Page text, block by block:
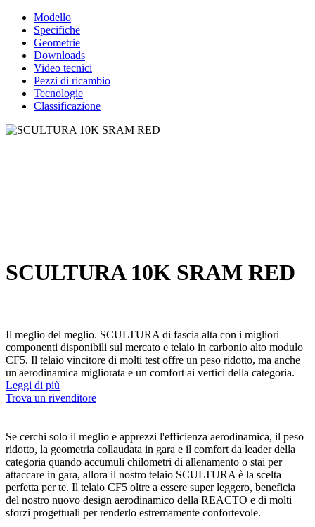
Modello
Specifiche
Geometrie
Downloads
Video tecnici
Pezzi di ricambio
Tecnologie
Classificazione
SCULTURA 10K SRAM RED
Il meglio del meglio. SCULTURA di fascia alta con i migliori
componenti disponibili sul mercato e telaio in carbonio alto modulo
CF5. Il telaio vincitore di molti test offre un peso ridotto, ma anche
un'aerodinamica migliorata e un comfort ai vertici della categoria.
Leggi di più
Trova un rivenditore
Se cerchi solo il meglio e apprezzi l'efficienza aerodinamica, il peso
ridotto, la geometria collaudata in gara e il comfort da leader della
categoria quando accumuli chilometri di allenamento o stai per
attaccare in gara, allora il nostro telaio SCULTURA è la scelta
perfetta per te. Il telaio CF5 oltre a essere super leggero, beneficia
del nostro nuovo design aerodinamico della REACTO e di molti
sforzi progettuali per renderlo estremamente confortevole.